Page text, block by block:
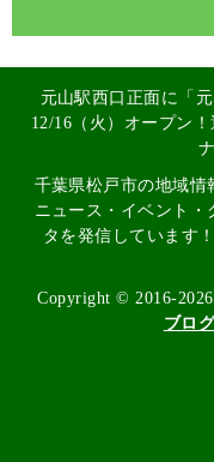
元山駅西口正面に「
12/16（火）オープン
千葉県松戸市の地域情
ニュース・イベント
タを発信しています
Copyright © 2016-2026
ブロ